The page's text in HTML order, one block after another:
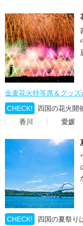
金麦花火特等席＆グッズ
CHECK!
四国の花火開
香川
愛媛
CHECK!
四国の夏祭り